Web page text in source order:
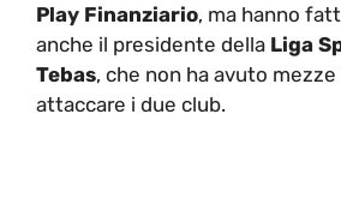
Play Finanziario, ma hanno
anche il presidente della Liga
Tebas, che non ha avuto
attaccare i due club.